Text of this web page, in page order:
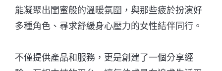
能凝聚出閨蜜般的溫暖氛圍，與那些疲於扮演好
多種角色、尋求舒緩身心壓力的女性結伴同行。
不僅提供產品和服務，更是創建了一個分享經